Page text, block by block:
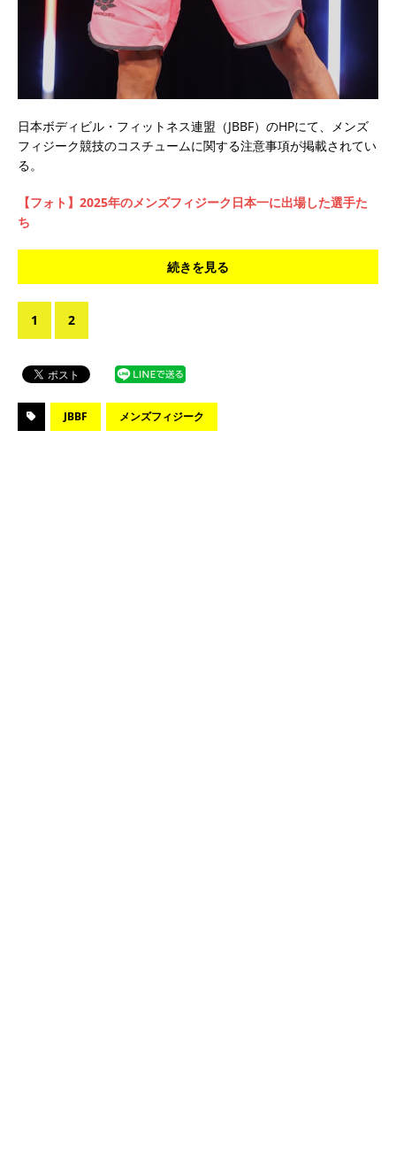
日本ボディビル・フィットネス連盟（JBBF）のHPにて、メンズ
フィジーク競技のコスチュームに関する注意事項が掲載されてい
る。
【フォト】2025年のメンズフィジーク日本一に出場した選手た
ち
続きを見る
1 2
JBBF メンズフィジーク